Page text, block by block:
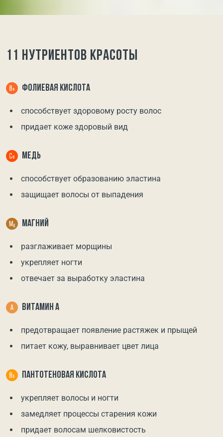
11 НУТРИЕНТОВ КРАСОТЫ
ФОЛИЕВАЯ КИСЛОТА
способствует здоровому росту волос
придает коже здоровый вид
МЕДЬ
способствует образованию эластина
защищает волосы от выпадения
МАГНИЙ
разглаживает морщины
укрепляет ногти
отвечает за выработку эластина
ВИТАМИН А
предотвращает появление растяжек и прыщей
питает кожу, выравнивает цвет лица
ПАНТОТЕНОВАЯ КИСЛОТА
укрепляет волосы и ногти
замедляет процессы старения кожи
придает волосам шелковистость